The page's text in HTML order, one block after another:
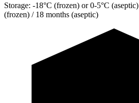
Storage: -18°C (frozen) or 0-5°C (aseptic)
(frozen) / 18 months (aseptic)